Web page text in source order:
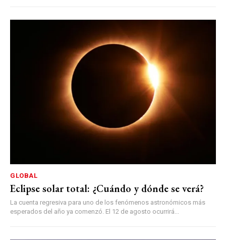
GLOBAL
Eclipse solar total: ¿Cuándo y dónde se verá?
La cuenta regresiva para uno de los fenómenos astronómicos más
esperados del año ya comenzó. El 12 de agosto ocurrirá...